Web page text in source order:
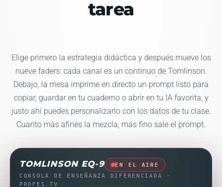
tarea
Elige primero la estrategia didáctica y después mueve los
nueve faders: cada canal es un continuo de Tomlinson.
Debajo, la mesa imprime en directo un prompt listo para
copiar, guardar en tu cuaderno o abrir en tu IA favorita, y
justo ahí puedes personalizarlo con los datos de tu clase.
Cuanto más afines la mezcla, más fino sale el prompt.
TOMLINSON EQ-9
CONSOLA DE ENSEÑANZA DIFERENCIADA ·
PROFES.TV
EN EL AIRE